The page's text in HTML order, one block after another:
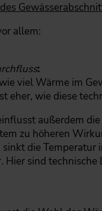
allem:
:
viel Wärme im
eher, wie diese
außerdem
zu höheren
die
Hier sind